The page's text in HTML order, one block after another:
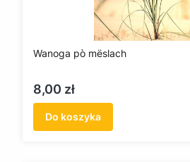
Wanoga pò mëslach
Cena
8,00 zł
Do koszyka